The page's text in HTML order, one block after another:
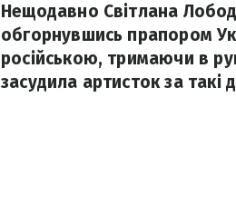
Нещодавно Світлана
обгорнувшись прапором
російською, тримаючи в
засудила артисток за такі